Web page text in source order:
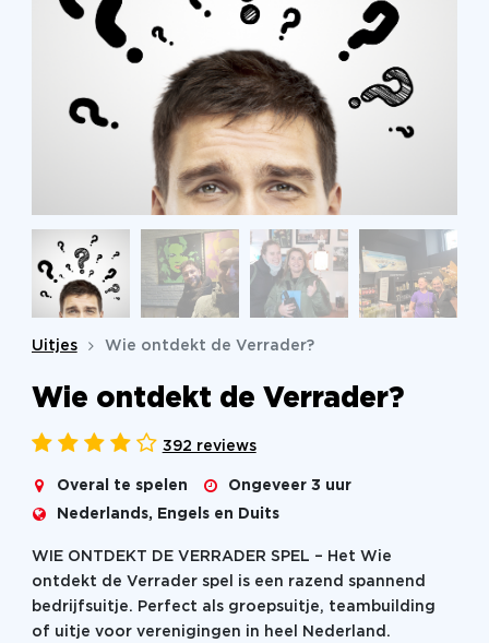
Uitjes Wie ontdekt de Verrader?
Wie ontdekt de Verrader?
392 reviews
Overal te spelen Ongeveer 3 uur
Nederlands, Engels en Duits
WIE ONTDEKT DE VERRADER SPEL – Het Wie
ontdekt de Verrader spel is een razend spannend
bedrijfsuitje. Perfect als groepsuitje, teambuilding
of uitje voor verenigingen in heel Nederland.